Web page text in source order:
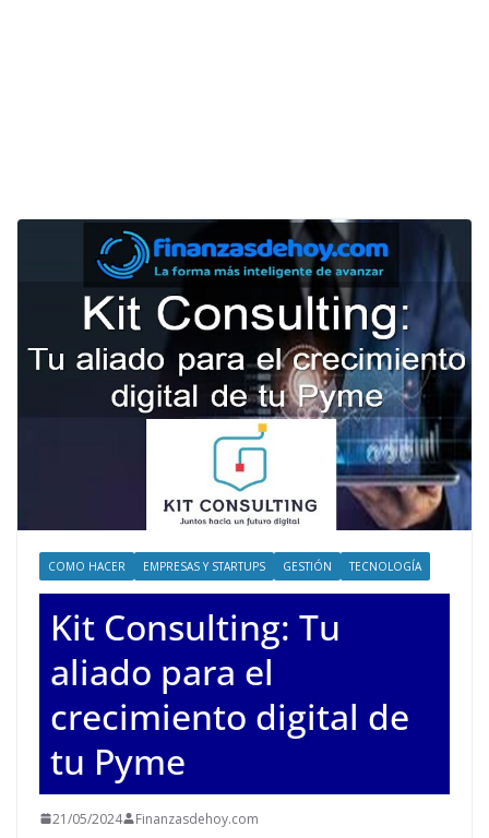
COMO HACER EMPRESAS Y STARTUPS GESTIÓN TECNOLOGÍA
Kit Consulting: Tu
aliado para el
crecimiento digital de
tu Pyme
21/05/2024 Finanzasdehoy.com